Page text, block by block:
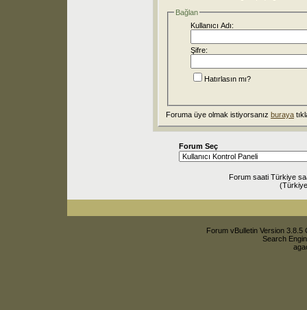
Bağlan
Kullanıcı Adı:
Şifre:
Hatırlasın mı?
Foruma üye olmak istiyorsanız buraya
Forum Seç
Forum saati Türkiye
Forum vBulletin Version
Search